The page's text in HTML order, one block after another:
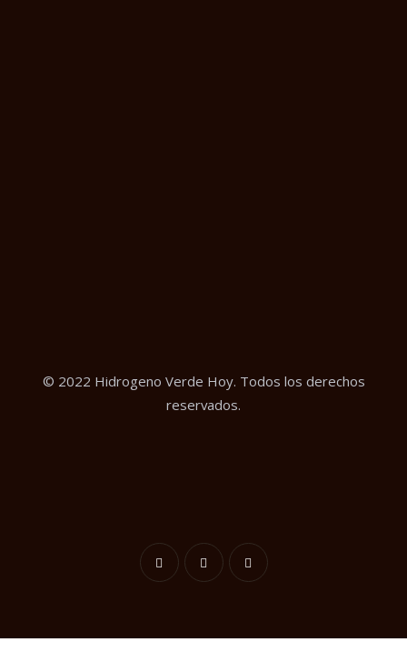
© 2022 Hidrogeno Verde Hoy. Todos los derechos
reservados.